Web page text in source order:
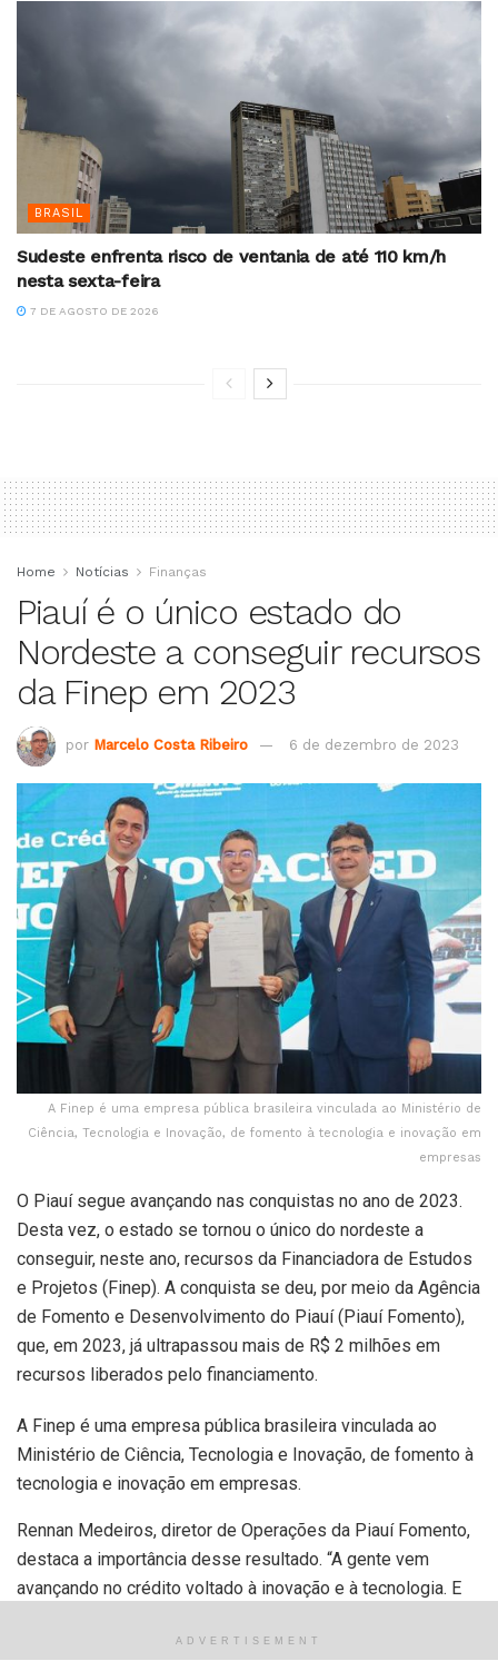
BRASIL
Sudeste enfrenta risco de ventania de até 110 km/h
nesta sexta-feira
7 DE AGOSTO DE 2026
Home Notícias Finanças
Piauí é o único estado do
Nordeste a conseguir recursos
da Finep em 2023
por Marcelo Costa Ribeiro 6 de dezembro de 2023
A Finep é uma empresa pública brasileira vinculada ao Ministério de
Ciência, Tecnologia e Inovação, de fomento à tecnologia e inovação em
empresas
O Piauí segue avançando nas conquistas no ano de 2023.
Desta vez, o estado se tornou o único do nordeste a
conseguir, neste ano, recursos da Financiadora de Estudos
e Projetos (Finep). A conquista se deu, por meio da Agência
de Fomento e Desenvolvimento do Piauí (Piauí Fomento),
que, em 2023, já ultrapassou mais de R$ 2 milhões em
recursos liberados pelo financiamento.
A Finep é uma empresa pública brasileira vinculada ao
Ministério de Ciência, Tecnologia e Inovação, de fomento à
tecnologia e inovação em empresas.
Rennan Medeiros, diretor de Operações da Piauí Fomento,
destaca a importância desse resultado. “A gente vem
avançando no crédito voltado à inovação e à tecnologia. E
Fomento, é o primeiro do Nordeste a liberar recursos para
ADVERTISEMENT